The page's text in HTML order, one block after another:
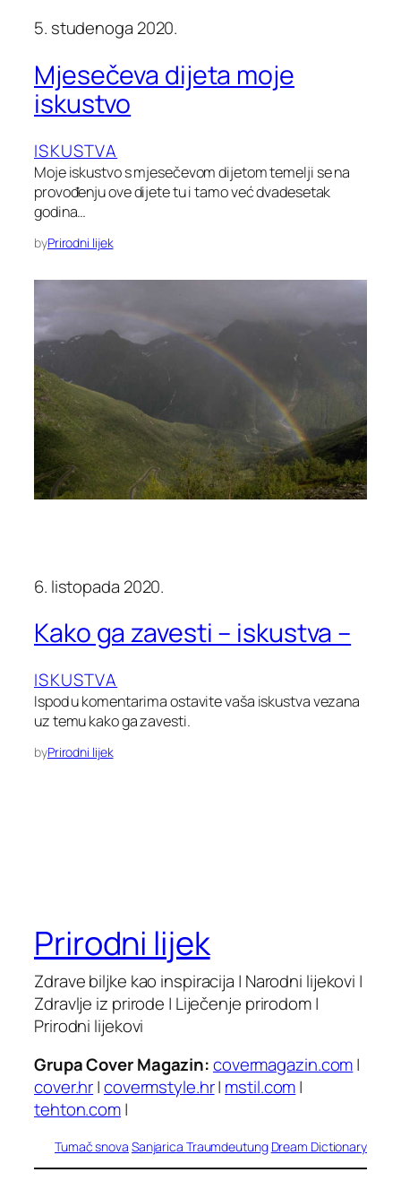
5. studenoga 2020.
Mjesečeva dijeta moje
iskustvo
ISKUSTVA
Moje iskustvo s mjesečevom dijetom temelji se na
provođenju ove dijete tu i tamo već dvadesetak
godina…
byPrirodni lijek
6. listopada 2020.
Kako ga zavesti – iskustva –
ISKUSTVA
Ispod u komentarima ostavite vaša iskustva vezana
uz temu kako ga zavesti.
byPrirodni lijek
Prirodni lijek
Zdrave biljke kao inspiracija | Narodni lijekovi |
Zdravlje iz prirode | Liječenje prirodom |
Prirodni lijekovi
Grupa Cover Magazin:covermagazin.com|
cover.hr|covermstyle.hr| mstil.com|
tehton.com|
Tumač snova Sanjarica Traumdeutung Dream Dictionary